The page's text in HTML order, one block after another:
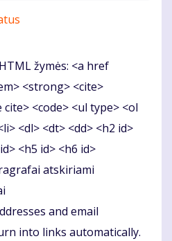
žymės: <a href
<strong> <cite>
<code> <ul type> <ol
<dl> <dt> <dd> <h2 id>
<h5 id> <h6 id>
atskiriami
and email
into links automatically.